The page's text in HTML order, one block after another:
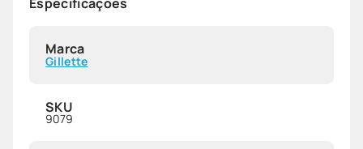
Marca
Gillette
SKU
9079